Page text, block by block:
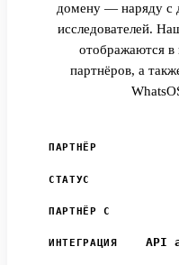
домену — наряду с
исследователей.
отображаются в
партнёров, а
ПАРТНЁР
СТАТУС
ПАРТНЁР С
ИНТЕГРАЦИЯ
API